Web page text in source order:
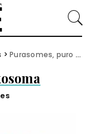
>Purasomes, puro exosoma